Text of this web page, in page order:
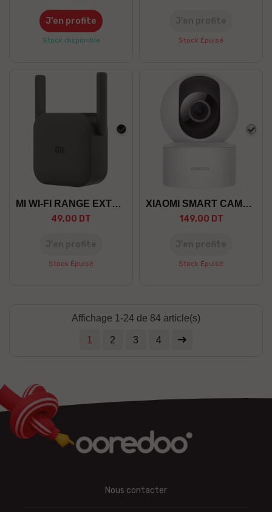
J’en profite
Stock disponible Stock Épuisé
MI WI-FI RANGE EXTENDER PRO
49,00 DT
Noir
Stock Épuisé
XIAOMI SMART CAMERA C200
149,00 DT
Stock Épuisé
Affichage 1-24 de 84 article(s)
1 2 3 4
Nous contacter